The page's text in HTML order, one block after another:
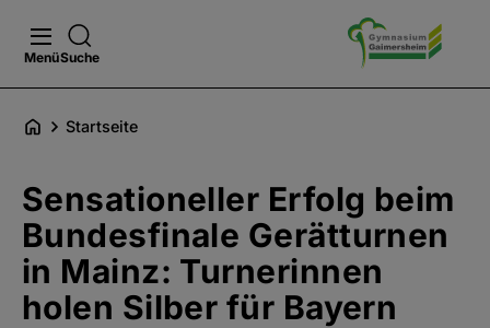
MenüSuche
Startseite
Sensationeller Erfolg beim
Bundesfinale Gerätturnen
in Mainz: Turnerinnen
holen Silber für Bayern